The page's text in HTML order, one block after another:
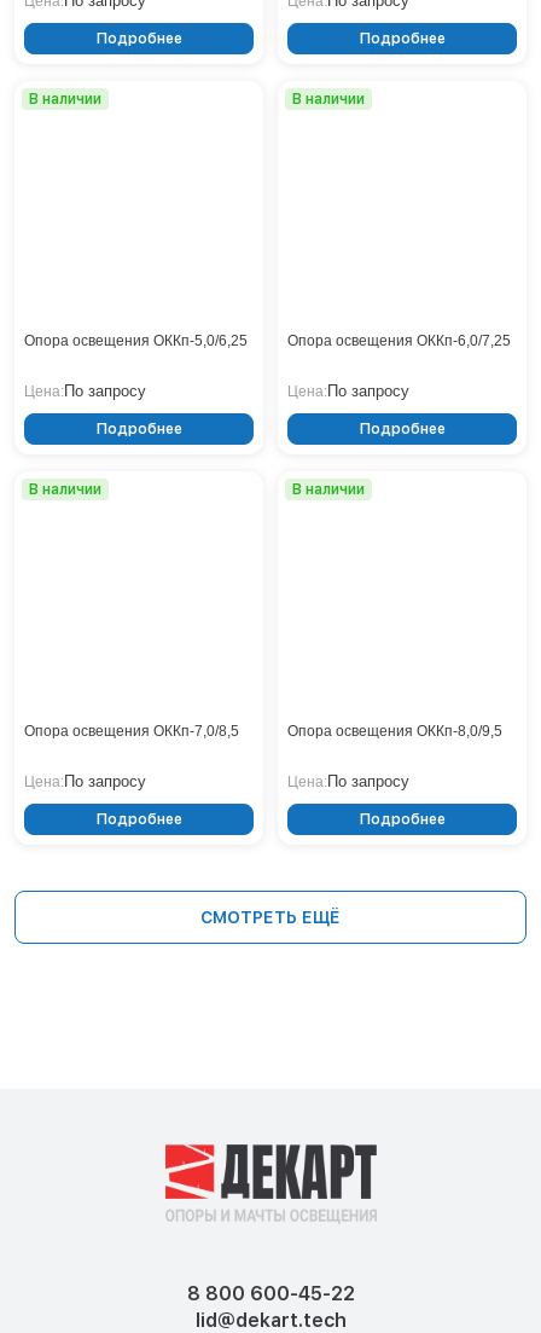
Подробнее Подробнее
В наличии
Опора освещения ОККп-5,0/6,25
Цена:По запросу
Подробнее
В наличии
Опора освещения ОККп-6,0/7,25
Цена:По запросу
Подробнее
В наличии
Опора освещения ОККп-7,0/8,5
Цена:По запросу
Подробнее
В наличии
Опора освещения ОККп-8,0/9,5
Цена:По запросу
Подробнее
СМОТРЕТЬ ЕЩЁ
8 800 600-45-22
lid@dekart.tech